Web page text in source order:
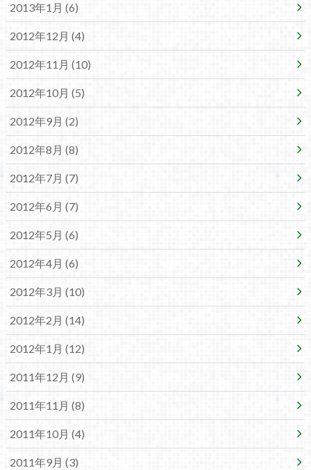
2013年1月 (6)
2012年12月 (4)
2012年11月 (10)
2012年10月 (5)
2012年9月 (2)
2012年8月 (8)
2012年7月 (7)
2012年6月 (7)
2012年5月 (6)
2012年4月 (6)
2012年3月 (10)
2012年2月 (14)
2012年1月 (12)
2011年12月 (9)
2011年11月 (8)
2011年10月 (4)
2011年9月 (3)